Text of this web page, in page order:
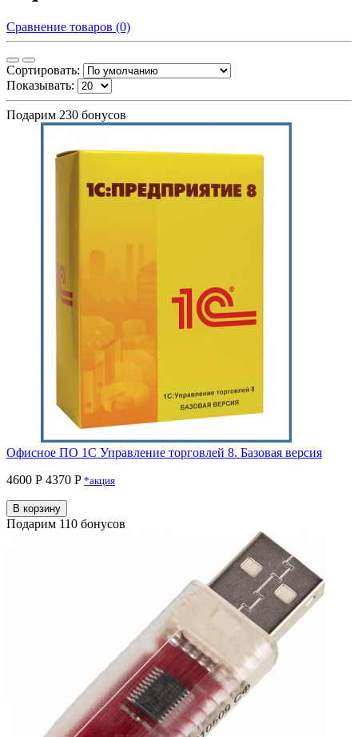
Сравнение товаров (0)
Сортировать:
Показывать:
Подарим 230 бонусов
Офисное ПО 1С Управление торговлей 8. Базовая версия
4600 Р 4370 P *акция
В корзину
Подарим 110 бонусов